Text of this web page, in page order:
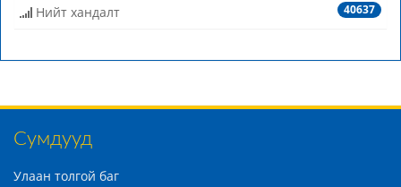
40637
Нийт хандалт
Сумдууд
Улаан толгой баг